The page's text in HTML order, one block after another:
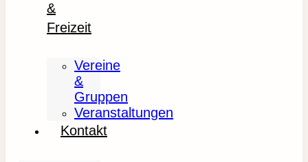
&
Freizeit
Vereine
&
Gruppen
Veranstaltungen
Kontakt